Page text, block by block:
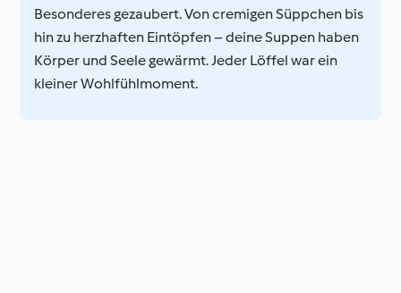
Besonderes gezaubert. Von cremigen Süppchen bis
hin zu herzhaften Eintöpfen – deine Suppen haben
Körper und Seele gewärmt. Jeder Löffel war ein
kleiner Wohlfühlmoment.